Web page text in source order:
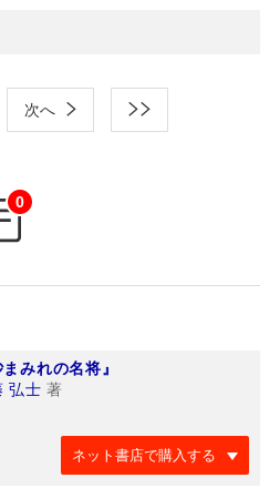
次へ
0
まみれの名将』
弘士 著
ネット書店で購入する